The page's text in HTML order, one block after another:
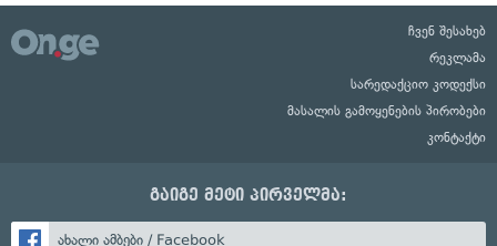
ჩვენ შესახებ
რეკლამა
სარედაქციო კოდექსი
მასალის გამოყენების პირობები
კონტაქტი
გაიგე მეტი პირველმა:
ახალი ამბები / Facebook